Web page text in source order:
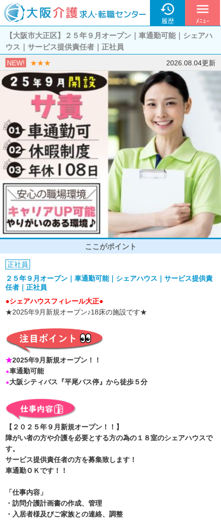

履歴
menu
ﾒﾆｭｰ
【大阪市大正区】２５年９月オープン｜車通勤可能｜シェアハ
ウス｜サービス提供責任者｜正社員
NEW! ★★★ 2026.08.04更新
ここがポイント
正社員
２５年９月オープン｜車通勤可能｜シェアハウス｜サービス提供責
任者｜正社員
●シェアハウスフィレール大正●
★2025年9月新規オープン♪18床の施設です★
★2025年9月新規オープン！！
★車通勤可能
★大阪シティバス『平尾バス停』から徒歩５分
【２０２５年９月新規オープン！！】
障がい者の方や介護を必要とする方の為の１８室のシェアハウスで
す。
サービス提供責任者の方を募集致します！
車通勤ＯＫです！！
「仕事内容」
・訪問介護計画書の作成、管理
・入居者様及びご家族との連絡、調整